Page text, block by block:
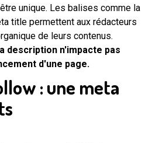
unique. Les balises comme la
title permettent aux rédacteurs
de leurs contenus.
description n'impacte pas
d'une page.
: une meta